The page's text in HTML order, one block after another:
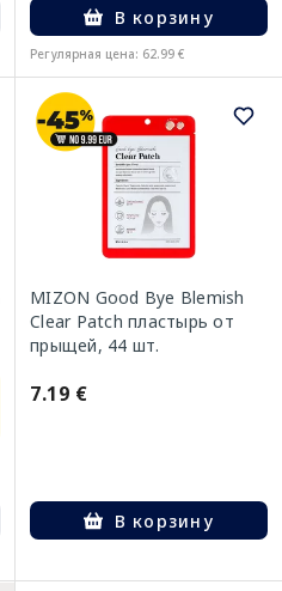
В корзину
Регулярная цена: 62.99 €
MIZON Good Bye Blemish
Clear Patch пластырь от
прыщей, 44 шт.
7.19 €
В корзину